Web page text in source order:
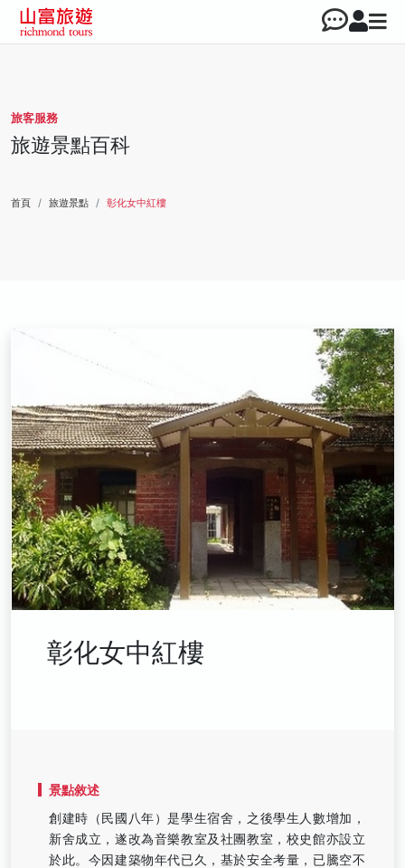
旅客服務
旅遊景點百科
首頁 旅遊景點 彰化女中紅樓
彰化女中紅樓
景點敘述
創建時（民國八年）是學生宿舍，之後學生人數增加，
新舍成立，遂改為音樂教室及社團教室，校史館亦設立
於此。今因建築物年代已久，基於安全考量，已騰空不